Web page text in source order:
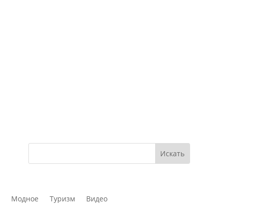
Модное Туризм Видео